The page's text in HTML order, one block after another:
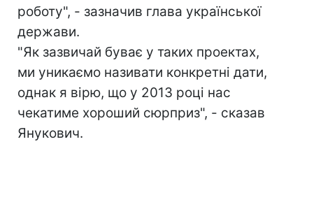
роботу", - зазначив глава української
держави.
"Як зазвичай буває у таких проектах,
ми уникаємо називати конкретні дати,
однак я вірю, що у 2013 році нас
чекатиме хороший сюрприз", - сказав
Янукович.